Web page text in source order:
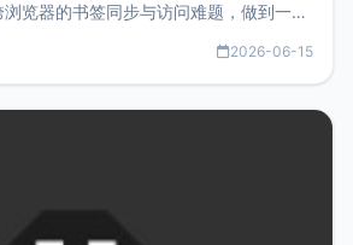
览器的书签同步与访问难题，做到一处
官网地址：
2026-06-15